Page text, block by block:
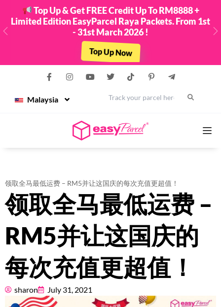
Top Up & Get FREE Credit Up To RM8888 +
Limited Edition EasyParcel Raya Packets. From 1st
- 31st March 2026 !
Top Up Now
Previous
Malaysia
Couriers
Pricing
About
Resources
领取全马最低运费 – RM5并让这国庆的每次充值更超值！
领取全马最低运费 –
RM5并让这国庆的
每次充值更超值！
sharon July 31, 2021